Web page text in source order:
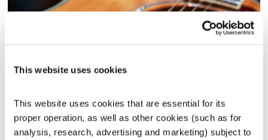
This website uses cookies
This website uses cookies that are essential for its
proper operation, as well as other cookies (such as for
analysis, research, advertising and marketing) subject to
מסעותיי במרחבי הזמן
דדי יצחייק
16.11.24
01:01:34